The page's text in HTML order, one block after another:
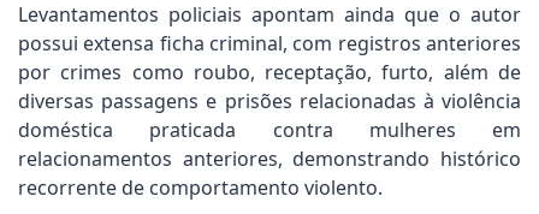
Levantamentos policiais apontam ainda que o autor
possui extensa ficha criminal, com registros anteriores
por crimes como roubo, receptação, furto, além de
diversas passagens e prisões relacionadas à violência
doméstica praticada contra mulheres em
relacionamentos anteriores, demonstrando histórico
recorrente de comportamento violento.